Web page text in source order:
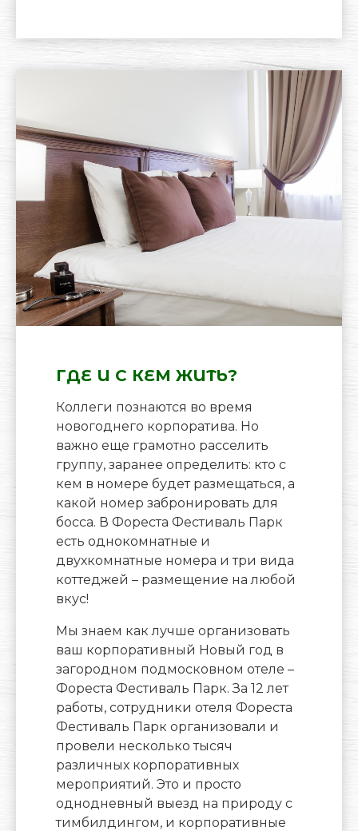
ГДЕ И С КЕМ ЖИТЬ?
Коллеги познаются во время
новогоднего корпоратива. Но
важно еще грамотно расселить
группу, заранее определить: кто с
кем в номере будет размещаться, а
какой номер забронировать для
босса. В Фореста Фестиваль Парк
есть однокомнатные и
двухкомнатные номера и три вида
коттеджей – размещение на любой
вкус!
Мы знаем как лучше организовать
ваш корпоративный Новый год в
загородном подмосковном отеле –
Фореста Фестиваль Парк. За 12 лет
работы, сотрудники отеля Фореста
Фестиваль Парк организовали и
провели несколько тысяч
различных корпоративных
мероприятий. Это и просто
однодневный выезд на природу с
тимбилдингом, и корпоративные